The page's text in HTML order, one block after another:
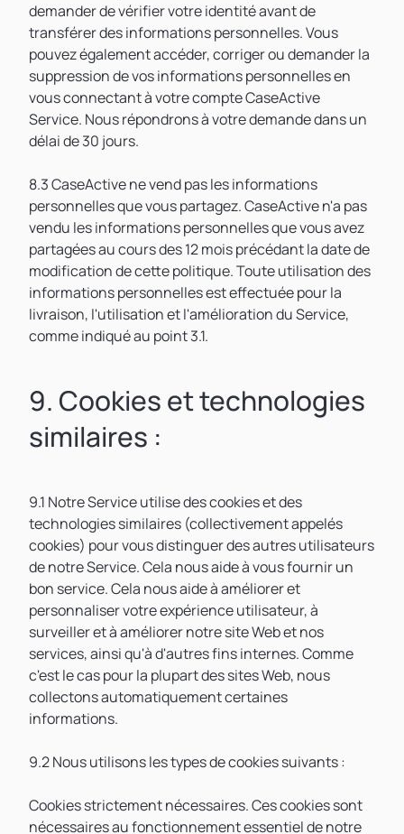
demander de vérifier votre identité avant de
transférer des informations personnelles. Vous
pouvez également accéder, corriger ou demander la
suppression de vos informations personnelles en
vous connectant à votre compte CaseActive
Service. Nous répondrons à votre demande dans un
délai de 30 jours.
8.3 CaseActive ne vend pas les informations
personnelles que vous partagez. CaseActive n'a pas
vendu les informations personnelles que vous avez
partagées au cours des 12 mois précédant la date de
modification de cette politique. Toute utilisation des
informations personnelles est effectuée pour la
livraison, l'utilisation et l'amélioration du Service,
comme indiqué au point 3.1.
9. Cookies et technologies
similaires :
9.1 Notre Service utilise des cookies et des
technologies similaires (collectivement appelés
cookies) pour vous distinguer des autres utilisateurs
de notre Service. Cela nous aide à vous fournir un
bon service. Cela nous aide à améliorer et
personnaliser votre expérience utilisateur, à
surveiller et à améliorer notre site Web et nos
services, ainsi qu'à d'autres fins internes. Comme
c'est le cas pour la plupart des sites Web, nous
collectons automatiquement certaines
informations.
9.2 Nous utilisons les types de cookies suivants :
Cookies strictement nécessaires. Ces cookies sont
nécessaires au fonctionnement essentiel de notre